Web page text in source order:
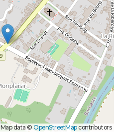
Map data © OpenStreetMapcontributors